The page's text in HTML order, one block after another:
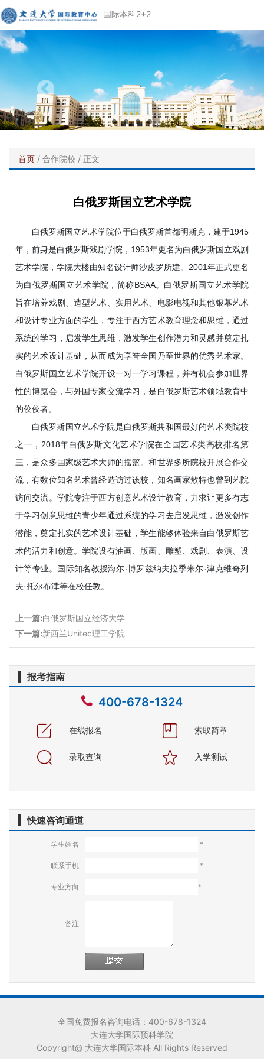
国际本科2+2
首页 / 合作院校 / 正文
白俄罗斯国立艺术学院
白俄罗斯国立艺术学院位于白俄罗斯首都明斯克，建于1945
年，前身是白俄罗斯戏剧学院，1953年更名为白俄罗斯国立戏剧
艺术学院，学院大楼由知名设计师沙皮罗所建。2001年正式更名
为白俄罗斯国立艺术学院，简称BSAA。白俄罗斯国立艺术学院
旨在培养戏剧、造型艺术、实用艺术、电影电视和其他银幕艺术
和设计专业方面的学生，专注于西方艺术教育理念和思维，通过
系统的学习，启发学生思维，激发学生创作潜力和灵感并奠定扎
实的艺术设计基础，从而成为享誉全国乃至世界的优秀艺术家。
白俄罗斯国立艺术学院开设一对一学习课程，并有机会参加世界
性的博览会，与外国专家交流学习，是白俄罗斯艺术领域教育中
的佼佼者。
白俄罗斯国立艺术学院是白俄罗斯共和国最好的艺术类院校
之一，2018年白俄罗斯文化艺术学院在全国艺术类高校排名第
三，是众多国家级艺术大师的摇篮。和世界多所院校开展合作交
流，有数位知名艺术曾经造访过该校，知名画家敖特也曾到艺院
访问交流。学院专注于西方创意艺术设计教育，力求让更多有志
于学习创意思维的青少年通过系统的学习去启发思维，激发创作
潜能，奠定扎实的艺术设计基础，学生能够体验来自白俄罗斯艺
术的活力和创意。学院设有油画、版画、雕塑、戏剧、表演、设
计等专业。国际知名教授海尔·博罗兹纳夫拉季米尔·津克维奇列
夫·托尔布津等在校任教。
上一篇:白俄罗斯国立经济大学
下一篇:新西兰Unitec理工学院
报考指南
400-678-1324
在线报名 索取简章
录取查询 入学测试
快速咨询通道
学生姓名 *
联系手机 *
专业方向 *
备注
全国免费报名咨询电话：400-678-1324
大连大学国际预科学院
Copyright@ 大连大学国际本科 All Rights Reserved